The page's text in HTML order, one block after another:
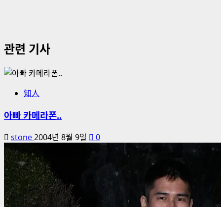
관련 기사
知人
아빠 카메라폰..
stone2004년 8월 9일 0